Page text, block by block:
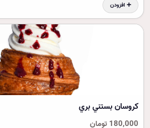
➕ افزودن
کروسان بستني بري
180,000 تومان